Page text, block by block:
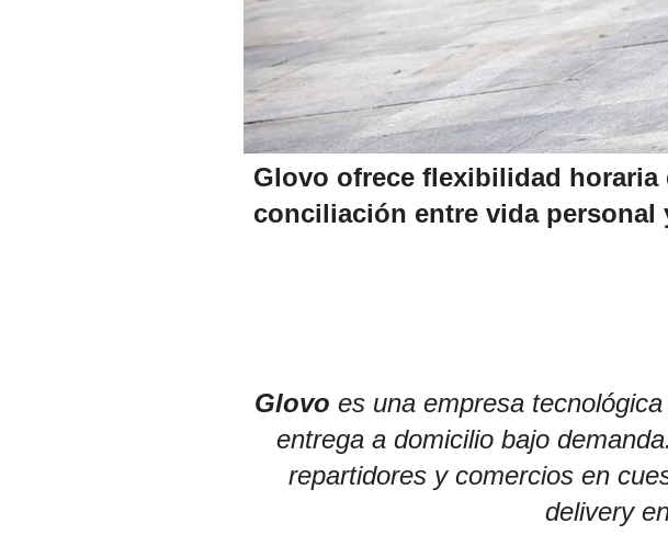
Glovo ofrece flexibilidad
conciliación entre vida personal
Glovo es una empresa
entrega a domicilio bajo
repartidores y comercios en
delivery